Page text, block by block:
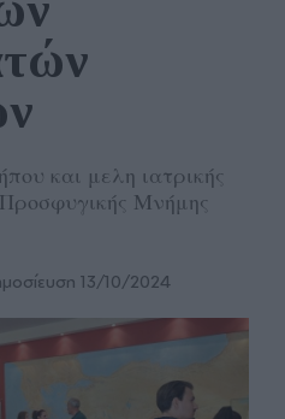
και μελη ιατρικής
Μνήμης
13/10/2024